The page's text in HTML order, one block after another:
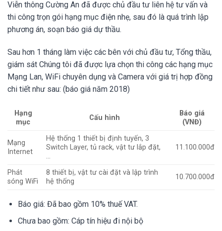
Viễn thông Cường An đã được chủ đầu tư liên hệ tư vấn và
thi công trọn gói hạng mục điện nhẹ, sau đó là quá trình lập
phương án, soạn báo giá dự thầu.
Sau hơn 1 tháng làm việc các bên với chủ đầu tư, Tổng thầu,
giám sát Chúng tôi đã được lựa chọn thi công các hạng mục
Mạng Lan, WiFi chuyên dụng và Camera với giá trị hợp đồng
chi tiết như sau: (báo giá năm 2018)
Hạng
mục
Cấu hình
Báo giá
(VNĐ)
Mạng
Internet
Hệ thống 1 thiết bị định tuyến, 3
Switch Layer, tủ rack, vật tư lắp đặt,
…
11.100.000đ
Phát
sóng WiFi
8 thiết bị, vật tư cài đặt và lập trình
hệ thống
10.700.000đ
Báo giá: Đã bao gồm 10% thuế VAT.
Chưa bao gồm: Cáp tín hiệu đi nội bộ